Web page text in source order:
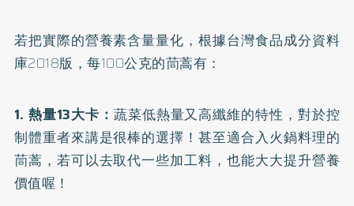
若把實際的營養素含量量化，根據台灣食品成分資料
庫2018版，每100公克的茼蒿有：
1. 熱量13大卡： 蔬菜低熱量又高纖維的特性，對於控
制體重者來講是很棒的選擇！甚至適合入火鍋料理的
茼蒿，若可以去取代一些加工料，也能大大提升營養
價值喔！